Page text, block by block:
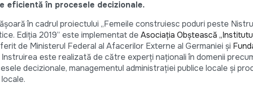
eficientă în procesele decizionale.
în cadrul proiectului „Femeile construiesc poduri peste
Ediția 2019” este implementat de Asociația Obștească
de Ministerul Federal al Afacerilor Externe al Germaniei și
Instruirea este realizată de către experți naționali în domenii
decizionale, managementul administrației publice locale și